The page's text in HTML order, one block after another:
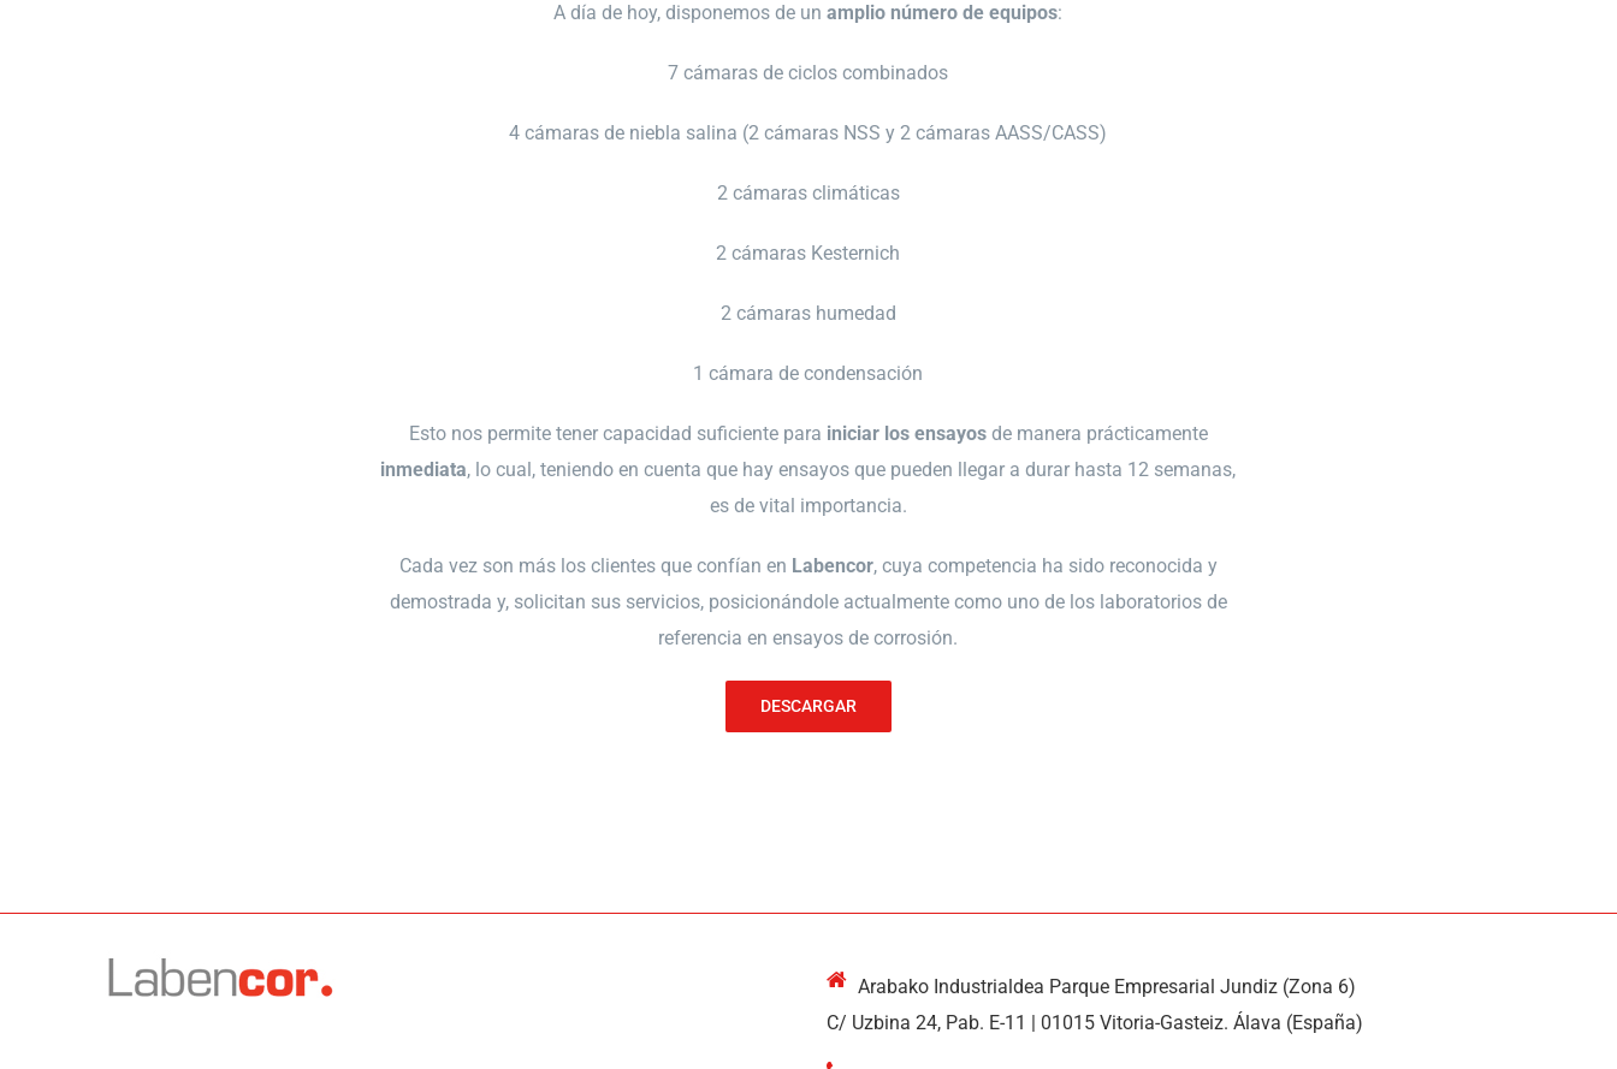
A día de hoy, disponemos de unamplio número de equipos:
7 cámaras de ciclos combinados
4 cámaras de niebla salina (2 cámaras NSS y 2 cámaras AASS/CASS)
2 cámaras climáticas
2 cámaras Kesternich
2 cámaras humedad
1 cámara de condensación
Esto nos permite tener capacidad suficiente para iniciar los ensayosde manera prácticamente
inmediata, lo cual, teniendo en cuenta que hay ensayos que pueden llegar a durar hasta 12 semanas,
es de vital importancia.
Cada vez son más los clientes que confían en Labencor, cuya competencia ha sido reconocida y
demostrada y, solicitan sus servicios, posicionándole actualmente como uno de los laboratorios de
referencia en ensayos de corrosión.
DESCARGAR
Arabako Industrialdea Parque Empresarial Jundiz (Zona 6)
C/ Uzbina 24, Pab. E-11 | 01015 Vitoria-Gasteiz. Álava (España)